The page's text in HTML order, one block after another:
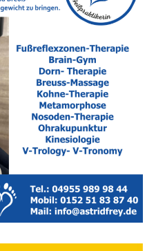
Tren­nun­gen, fami­liä­re Kon­
dem Sinn in neu­en
Ren­ten­ein­tritt oder dem
zu kämp­fen und
fin­den wir her­aus,
Ihren Kör­per wie­der in